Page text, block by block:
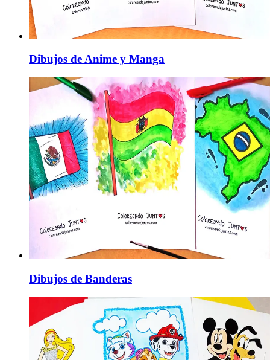
Dibujos de Anime y Manga
Dibujos de Banderas